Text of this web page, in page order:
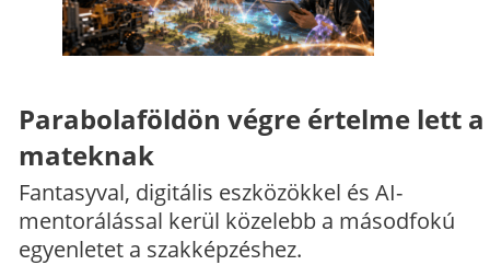
Parabolaföldön végre értelme lett a
mateknak
Fantasyval, digitális eszközökkel és AI-
mentorálással kerül közelebb a másodfokú
egyenletet a szakképzéshez.